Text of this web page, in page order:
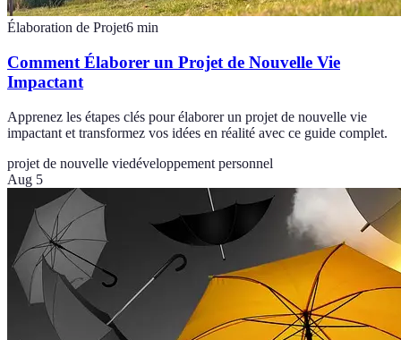
Élaboration de Projet6 min
Comment Élaborer un Projet de Nouvelle Vie
Impactant
Apprenez les étapes clés pour élaborer un projet de nouvelle vie
impactant et transformez vos idées en réalité avec ce guide complet.
projet de nouvelle viedéveloppement personnel
Aug 5